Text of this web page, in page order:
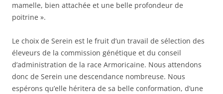
mamelle, bien attachée et une belle profondeur de
poitrine ».
Le choix de Serein est le fruit d’un travail de sélection des
éleveurs de la commission génétique et du conseil
d’administration de la race Armoricaine. Nous attendons
donc de Serein une descendance nombreuse. Nous
espérons qu’elle héritera de sa belle conformation, d’une